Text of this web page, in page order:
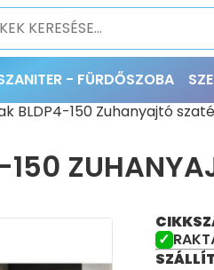
- FÜRDŐSZOBA
BLDP4-150 Zuhanyajtó